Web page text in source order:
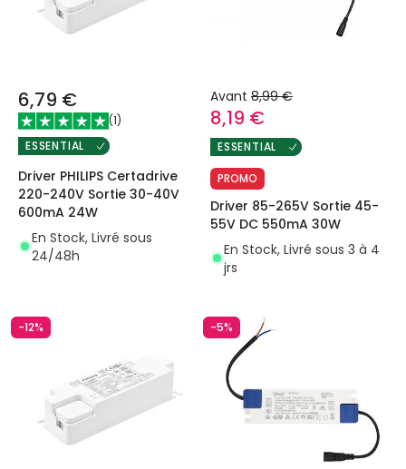
6,79 €
(1)
ESSENTIAL
Driver PHILIPS Certadrive
220-240V Sortie 30-40V
600mA 24W
En Stock, Livré sous
24/48h
Avant 8,99 €
8,19 €
ESSENTIAL
PROMO
Driver 85-265V Sortie 45-
55V DC 550mA 30W
En Stock, Livré sous 3 à 4
jrs
-12% -5%